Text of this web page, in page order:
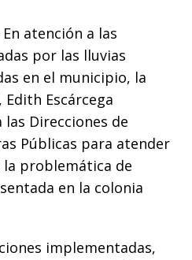
g
e
r
n
k
ti
r
En atención a las
por las lluvias
en el municipio, la
Escárcega
Direcciones de
Públicas para atender
problemática de
en la colonia
implementadas,